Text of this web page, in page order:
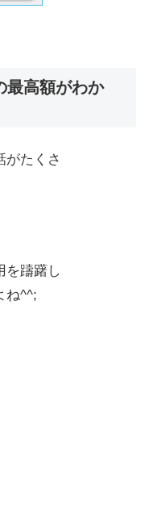
最高額がわか
がたくさ
を躊躇し
ね^^;